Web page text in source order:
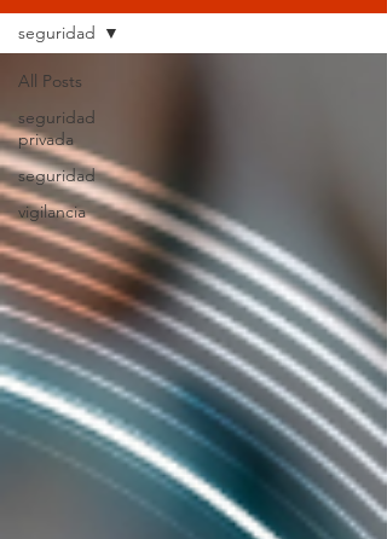
All Posts
seguridad
privada
seguridad
vigilancia
seguridad